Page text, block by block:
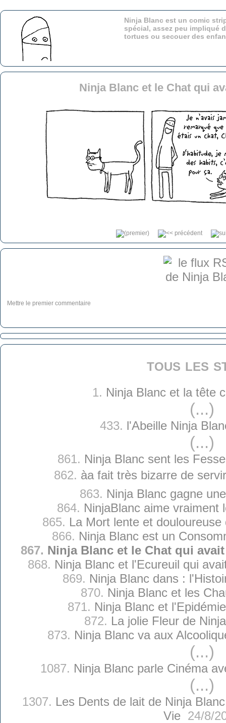
Ninja Blanc est un comic
spécial, assez peu impliqué
tortues ou secouer des
Ninja Blanc et le Chat qui
Mettre le premier commentaire
tous les
1. Ninja Blanc et la tête
(...)
433. l'Abeille Ninja
(...)
861. Ninja Blanc sent les
862. àa fait très bizarre de
863. Ninja Blanc gagne
864. NinjaBlanc aime vraiment
865. La Mort lente et douloureuse
866. Ninja Blanc est un
867. Ninja Blanc et le Chat qui
868. Ninja Blanc et l'Ecureuil qui
869. Ninja Blanc dans :
870. Ninja Blanc et les
871. Ninja Blanc et
872. La jolie Fleur de
873. Ninja Blanc va aux
(...)
1087. Ninja Blanc parle Cinéma
(...)
1307. Les Dents de lait de Ninja
Vie24/8/